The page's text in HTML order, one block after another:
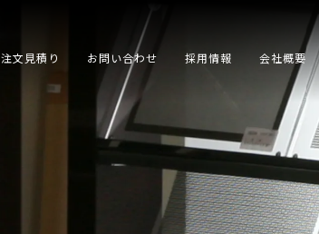
注文見積り お問い合わせ 採用情報 会社概要